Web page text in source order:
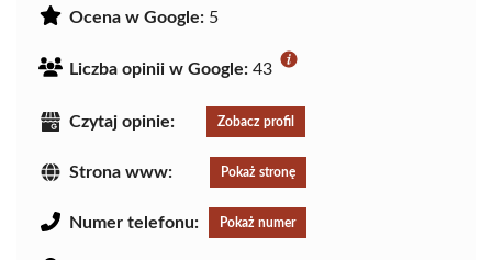
Ocena w Google: 5
Liczba opinii w Google: 43
Czytaj opinie: Zobacz profil
Strona www: Pokaż stronę
Numer telefonu: Pokaż numer